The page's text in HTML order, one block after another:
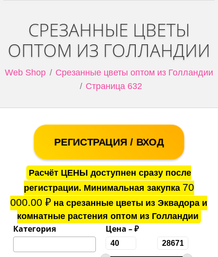
СРЕЗАННЫЕ ЦВЕТЫ
ОПТОМ ИЗ ГОЛЛАНДИИ
Web Shop
Срезанные цветы оптом из Голландии
Страница 632
РЕГИСТРАЦИЯ / ВХОД
Расчёт ЦЕНЫ доступнен сразу после
регистрации. Минимальная закупка 70
000.00₽ на срезанные цветы из Эквадора и
комнатные растения оптом из Голландии
Категория Цена – ₽